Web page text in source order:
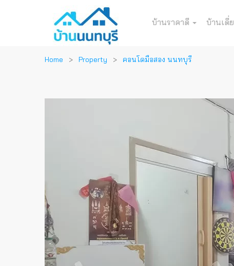
บ้านราคาดี บ้านเดี่
Home Property คอนโดมือสอง นนทบุรี